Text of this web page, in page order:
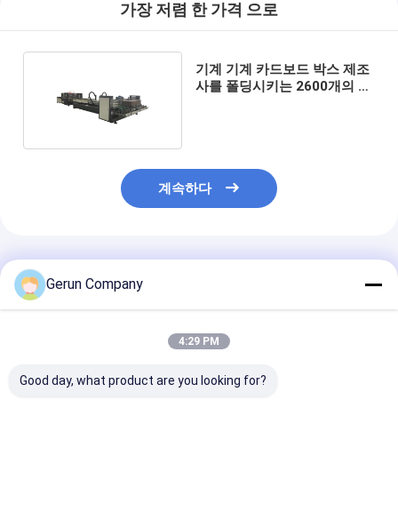
가장 저렴 한 가격 으로
기계 기계 카드보드 박스 제조
사를 폴딩시키는 2600개의 골
계속하다
추천된 제품
Gerun Company
4:29 PM
Good day, what product are you looking for?